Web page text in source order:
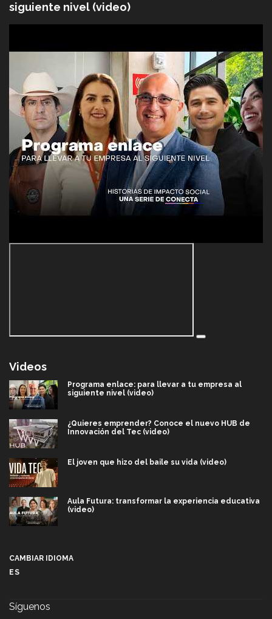
siguiente nivel (video)
Videos
Programa enlace: para llevar a tu empresa al
siguiente nivel (video)
¿Quieres emprender? Conoce el nuevo HUB de
Innovación del Tec (video)
El joven que hizo del baile su vida (video)
Aula Futura: transformar la experiencia educativa
(video)
CAMBIAR IDIOMA
ES
Síguenos